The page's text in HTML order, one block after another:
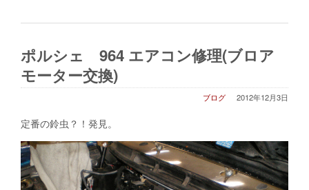
ポルシェ 964 エアコン修理(ブロア
モーター交換)
2012年12月3日
ブログ
定番の鈴虫？！発見。